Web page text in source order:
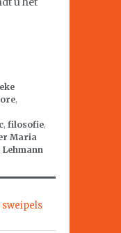
,
, filosofie,
Maria
Lehmann
sweipels